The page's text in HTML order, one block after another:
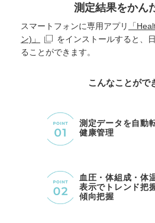
測定結果をかん
スマートフォンに専用アプリ
「
ン)」
をインストールすると、
ることができます。
こんなことがで
測定データを自動
健康管理
血圧・体組成・体
表示でトレンド把
傾向把握